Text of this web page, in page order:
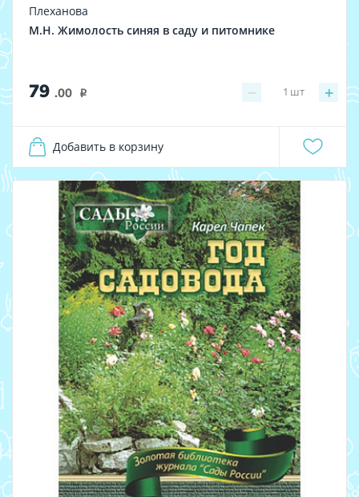
Плеханова
М.Н. Жимолость синяя в саду и питомнике
79 .00 i − +
1 шт
Добавить в корзину